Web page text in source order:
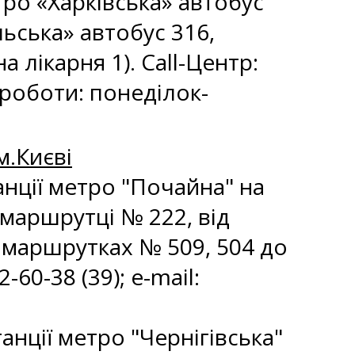
автобус 316,
лікарня 1). Call-Центр:
понеділок-
метро "Почайна" на
№ 222, від
маршрутках № 509, 504 до
60-38 (39); e-mail:
метро "Чернігівська"